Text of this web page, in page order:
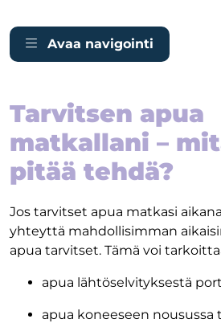
Avaa navigointi
Tarvitsen apua
matkallani –
pitää tehdä?
Jos tarvitset apua matkasi
yhteyttä mahdollisimman
apua tarvitset. Tämä voi
apua lähtöselvityksestä
apua koneeseen nousussa